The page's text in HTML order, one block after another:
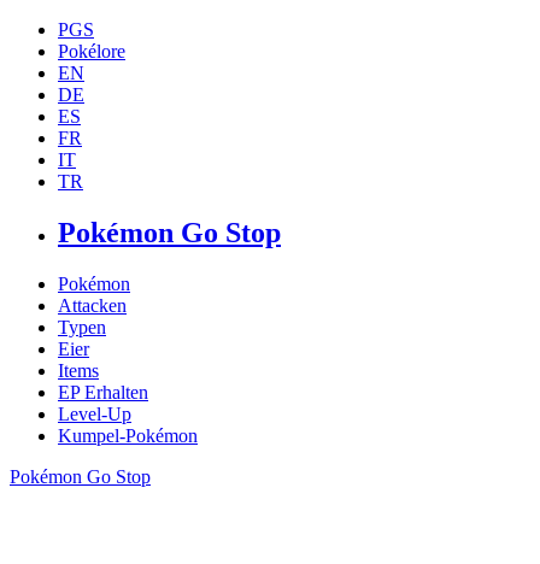
PGS
Pokélore
EN
DE
ES
FR
IT
TR
Pokémon Go Stop
Pokémon
Attacken
Typen
Eier
Items
EP Erhalten
Level-Up
Kumpel-Pokémon
Pokémon Go Stop